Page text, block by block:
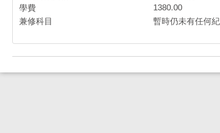
學費
1380.00
兼修科目
暫時仍未有任何